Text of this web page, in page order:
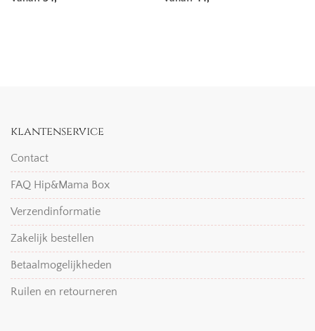
klantenservice
Contact
FAQ Hip&Mama Box
Verzendinformatie
Zakelijk bestellen
Betaalmogelijkheden
Ruilen en retourneren